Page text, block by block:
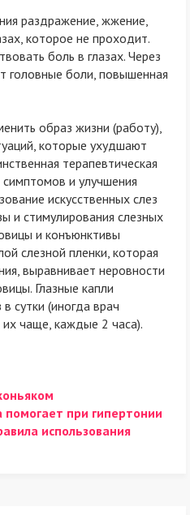
раздражение, жжение,
которое не проходит.
боль в глазах. Через
головные боли, повышенная
образ жизни (работу),
которые ухудшают
терапевтическая
и улучшения
искусственных слез
и стимулирования слезных
и конъюнктивы
слезной пленки, которая
выравнивает неровности
Глазные капли
сутки (иногда врач
чаще, каждые 2 часа).
помогает при гипертонии
использования